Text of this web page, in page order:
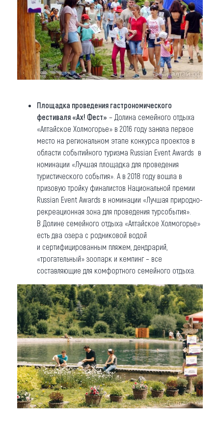
Площадка проведения гастрономического
фестиваля «Ах! Фест» – Долина семейного отдыха
«Алтайское Холмогорье» в 2016 году заняла первое
место на региональном этапе конкурса проектов в
области событийного туризма Russian Event Awards в
номинации «Лучшая площадка для проведения
туристического события». А в 2018 году вошла в
призовую тройку финалистов Национальной премии
Russian Event Awards в номинации «Лучшая природно-
рекреационная зона для проведения турсобытия».
В Долине семейного отдыха «Алтайское Холмогорье»
есть два озера с родниковой водой
и сертифицированным пляжем, дендрарий,
«трогательный» зоопарк и кемпинг – все
составляющие для комфортного семейного отдыха.